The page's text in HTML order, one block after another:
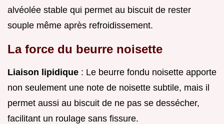
alvéolée stable qui permet au biscuit de rester
souple même après refroidissement.
La force du beurre noisette
Liaison lipidique : Le beurre fondu noisette apporte
non seulement une note de noisette subtile, mais il
permet aussi au biscuit de ne pas se dessécher,
facilitant un roulage sans fissure.